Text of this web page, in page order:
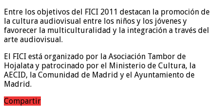
Entre los objetivos del FICI 2011 destacan la promoción de
la cultura audiovisual entre los niños y los jóvenes y
favorecer la multiculturalidad y la integración a través del
arte audiovisual.
El FICI está organizado por la Asociación Tambor de
Hojalata y patrocinado por el Ministerio de Cultura, la
AECID, la Comunidad de Madrid y el Ayuntamiento de
Madrid.
Compartir